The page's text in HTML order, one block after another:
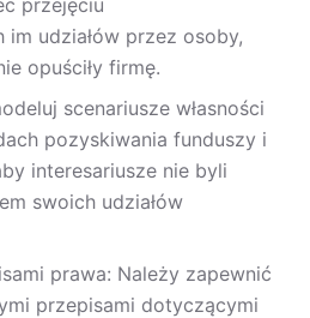
przejęciu
im udziałów przez osoby,
opuściły firmę.
scenariusze własności
pozyskiwania funduszy i
interesariusze nie byli
swoich udziałów
prawa: Należy zapewnić
przepisami dotyczącymi